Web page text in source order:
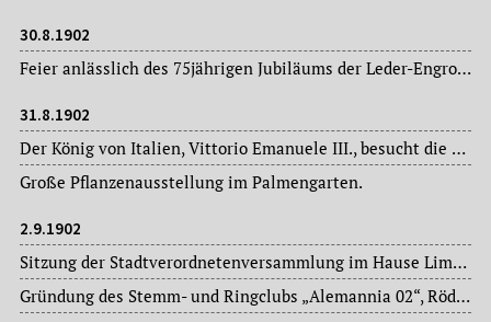
30.8.1902
Feier anlässlich des 75jährigen Jubiläums der Leder-Engros-Handlung Carl Ludwig Funck.
31.8.1902
Der König von Italien, Vittorio Emanuele III., besucht die Mainstadt.
Große Pflanzenausstellung im Palmengarten.
2.9.1902
Sitzung der Stadtverordnetenversammlung im Hause Limpurg: Magistratsvorlagen, Ausschussberichte.
Gründung des Stemm- und Ringclubs „Alemannia 02“, Rödelheim, in der Gaststätte „Zur Waldeslust“.